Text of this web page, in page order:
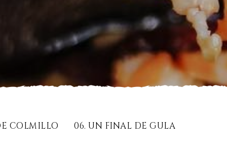
COLMILLO 06. UN FINAL DE GULA